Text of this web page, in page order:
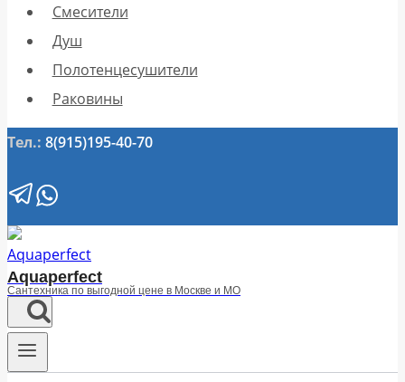
Смесители
Душ
Полотенцесушители
Раковины
Тел.: 8(915)195-40-70
Aquaperfect
Сантехника по выгодной цене в Москве и МО